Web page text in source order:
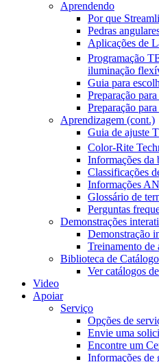
Aprendendo
Por que
Pedras
Aplicações de
Programação
iluminação
Guia para
Preparação
Preparação
Aprendizagem (cont.)
Guia de ajuste
Color-Rite
Informações da
Classificações
Informações
Glossário de
Perguntas
Demonstrações
Demonstração
Treinamento de
Biblioteca de Catálogo
Ver catálogos
Video
Apoiar
Serviço
Opções de
Envie uma
Encontre um
Informações de